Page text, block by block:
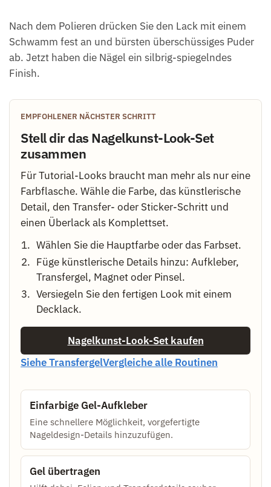
Nach dem Polieren drücken Sie den Lack mit einem
Schwamm fest an und bürsten überschüssiges Puder
ab. Jetzt haben die Nägel ein silbrig-spiegelndes
Finish.
EMPFOHLENER NÄCHSTER SCHRITT
Stell dir das Nagelkunst-Look-Set
zusammen
Für Tutorial-Looks braucht man mehr als nur eine
Farbflasche. Wähle die Farbe, das künstlerische
Detail, den Transfer- oder Sticker-Schritt und
einen Überlack als Komplettset.
Wählen Sie die Hauptfarbe oder das Farbset.
Füge künstlerische Details hinzu: Aufkleber,
Transfergel, Magnet oder Pinsel.
Versiegeln Sie den fertigen Look mit einem
Decklack.
Nagelkunst-Look-Set kaufen
Siehe TransfergelVergleiche alle Routinen
Einfarbige Gel-Aufkleber
Eine schnellere Möglichkeit, vorgefertigte
Nageldesign-Details hinzuzufügen.
Gel übertragen